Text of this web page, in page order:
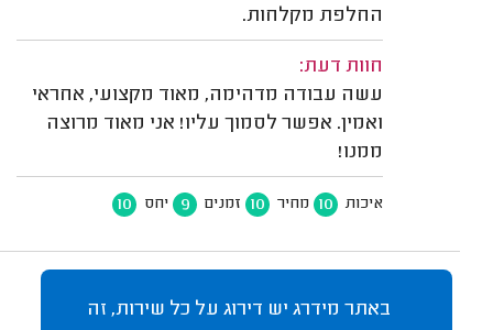
החלפת מקלחות.
חוות דעת:
עשה עבודה מדהימה, מאוד מקצועי, אחראי
ואמין. אפשר לסמוך עליו! אני מאוד מרוצה
ממנו!
איכות 10 מחיר 10 זמנים 9 יחס 10
באתר מידרג יש דירוג על כל שירות, זה